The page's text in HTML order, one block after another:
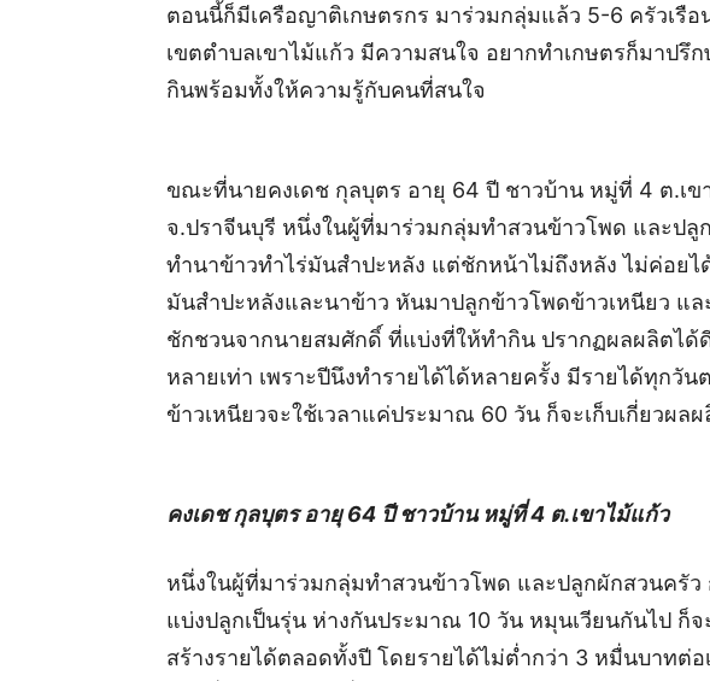
ตอนนี้ก็มีเครือญาติเกษตรกร มาร่วมกลุ่มแล้ว 5-6 ครัวเรื
เขตตำบลเขาไม้แก้ว มีความสนใจ อยากทำเกษตรก็มาป
กินพร้อมทั้งให้ความรู้กับคนที่สนใจ
ขณะที่นายคงเดช กุลบุตร อายุ 64 ปี ชาวบ้าน หมู่ที่ 4 ต.เข
จ.ปราจีนบุรี หนึ่งในผู้ที่มาร่วมกลุ่มทำสวนข้าวโพด และป
ทำนาข้าวทำไร่มันสำปะหลัง แต่ชักหน้าไม่ถึงหลัง ไม่ค่อยไ
มันสำปะหลังและนาข้าว หันมาปลูกข้าวโพดข้าวเหนียว แ
ชักชวนจากนายสมศักดิ์ ที่แบ่งที่ให้ทำกิน ปรากฏผลผลิตได้
หลายเท่า เพราะปีนึงทำรายได้ได้หลายครั้ง มีรายได้ทุกวั
ข้าวเหนียวจะใช้เวลาแค่ประมาณ 60 วัน ก็จะเก็บเกี่ยวผล
คงเดช กุลบุตร อายุ 64 ปี ชาวบ้าน หมู่ที่ 4 ต.เขาไม้แก้ว
หนึ่งในผู้ที่มาร่วมกลุ่มทำสวนข้าวโพด และปลูกผักสวนครัว
แบ่งปลูกเป็นรุ่น ห่างกันประมาณ 10 วัน หมุนเวียนกันไป ก็
สร้างรายได้ตลอดทั้งปี โดยรายได้ไม่ต่ำกว่า 3 หมื่นบาทต่